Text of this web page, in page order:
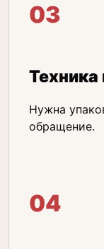
03
Техника
Нужна
обращение.
04